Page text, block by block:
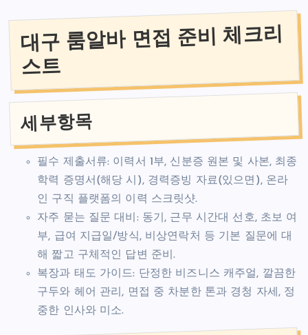
대구 룸알바 면접 준비 체크리
스트
세부항목
필수 제출서류: 이력서 1부, 신분증 원본 및 사본, 최종
학력 증명서(해당 시), 경력증빙 자료(있으면), 온라
인 구직 플랫폼의 이력 스크릿샷.
자주 묻는 질문 대비: 동기, 근무 시간대 선호, 초보 여
부, 급여 지급일/방식, 비상연락처 등 기본 질문에 대
해 짧고 구체적인 답변 준비.
복장과 태도 가이드: 단정한 비즈니스 캐주얼, 깔끔한
구두와 헤어 관리, 면접 중 차분한 톤과 경청 자세, 정
중한 인사와 미소.